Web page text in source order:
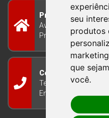
seu
produtos
marketing
que
você.
Prefeitura Municipal
Avenida Guilherme
Princípio/RS - Brasil
Contato
Telefone: (51) 3634-
Email: